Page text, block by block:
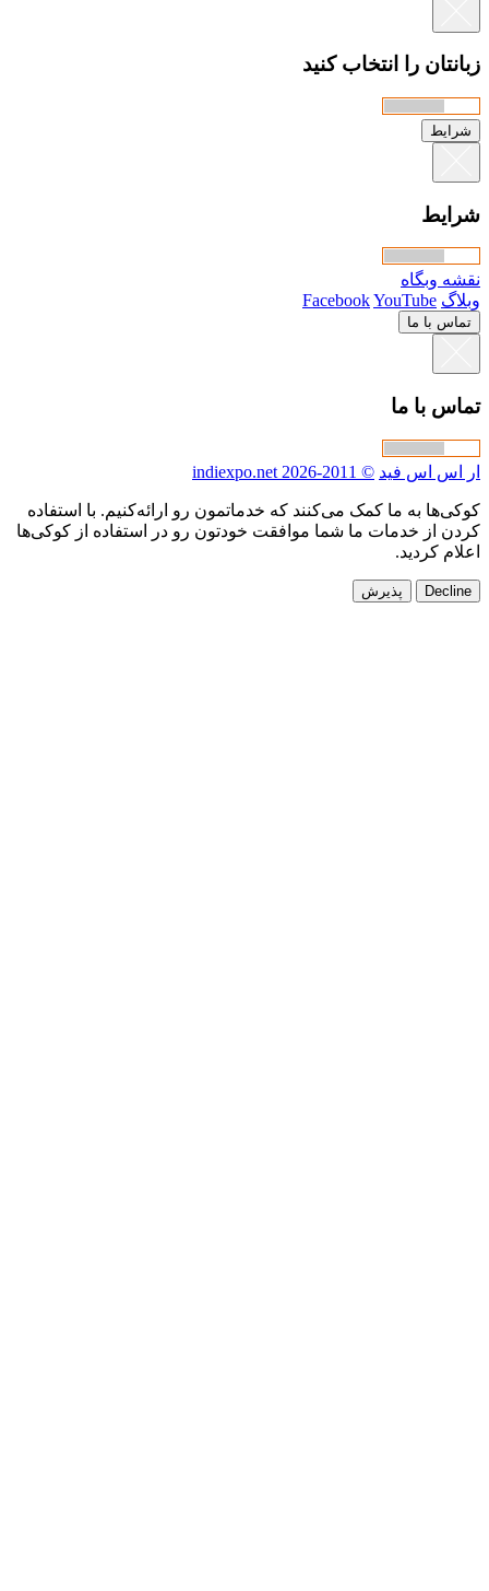
را انتخاب کنید
FacebookYouTube
ما
با ما
اس فید © 2011-2026 indiexpo.net
به ما کمک می‌کنند که خدماتمون رو ارائه‌کنیم. با استفاده
خدمات ما شما موافقت خودتون رو در استفاده از کوکی‌ها
کردید.
پذیرش